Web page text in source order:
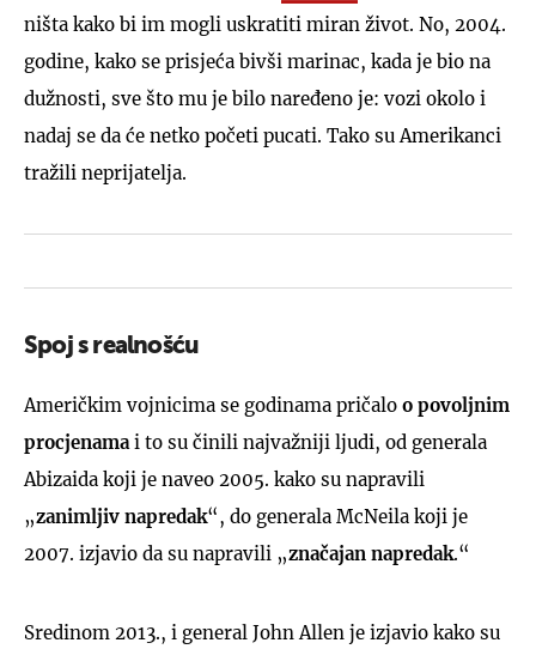
ništa kako bi im mogli uskratiti miran život. No, 2004.
godine, kako se prisjeća bivši marinac, kada je bio na
dužnosti, sve što mu je bilo naređeno je: vozi okolo i
nadaj se da će netko početi pucati. Tako su Amerikanci
tražili neprijatelja.
Spoj s realnošću
Američkim vojnicima se godinama pričalo o povoljnim
procjenama i to su činili najvažniji ljudi, od generala
Abizaida koji je naveo 2005. kako su napravili
„zanimljiv napredak“, do generala McNeila koji je
2007. izjavio da su napravili „značajan napredak.“
Sredinom 2013., i general John Allen je izjavio kako su